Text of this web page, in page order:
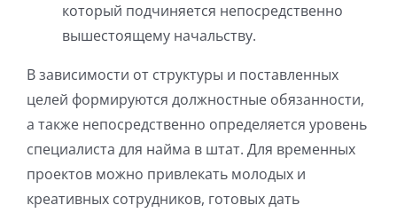
который подчиняется непосредственно
вышестоящему начальству.
В зависимости от структуры и поставленных
целей формируются должностные обязанности,
а также непосредственно определяется уровень
специалиста для найма в штат. Для временных
проектов можно привлекать молодых и
креативных сотрудников, готовых дать